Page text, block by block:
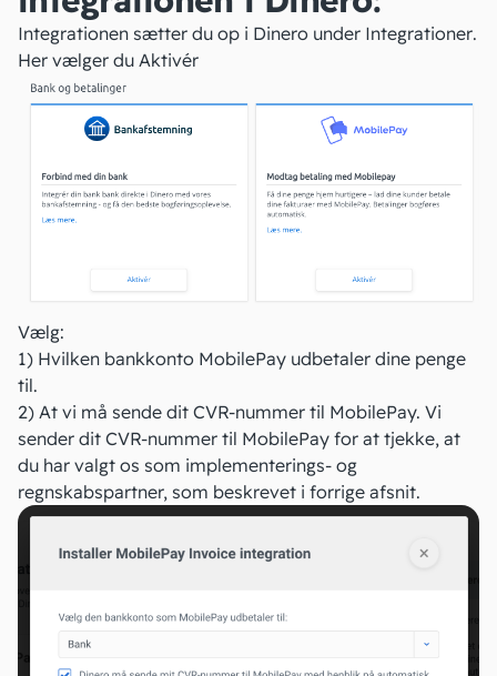
Integrationen sætter du op i Dinero under Integrationer.
Her vælger du Aktivér
Vælg:
1) Hvilken bankkonto MobilePay udbetaler dine penge
til.
2) At vi må sende dit CVR-nummer til MobilePay. Vi
sender dit CVR-nummer til MobilePay for at tjekke, at
du har valgt os som implementerings- og
regnskabspartner, som beskrevet i forrige afsnit.